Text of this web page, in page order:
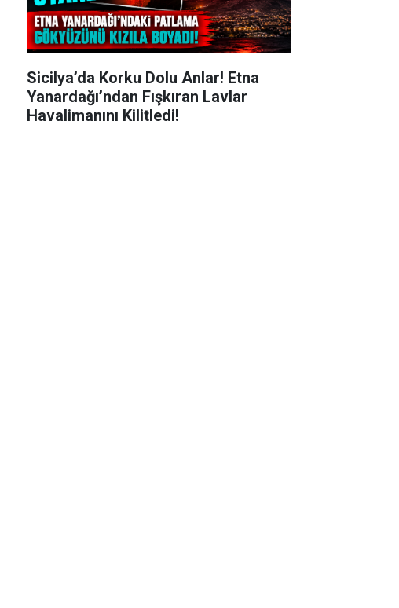
Sicilya’da Korku Dolu Anlar! Etna
Yanardağı’ndan Fışkıran Lavlar
Havalimanını Kilitledi!